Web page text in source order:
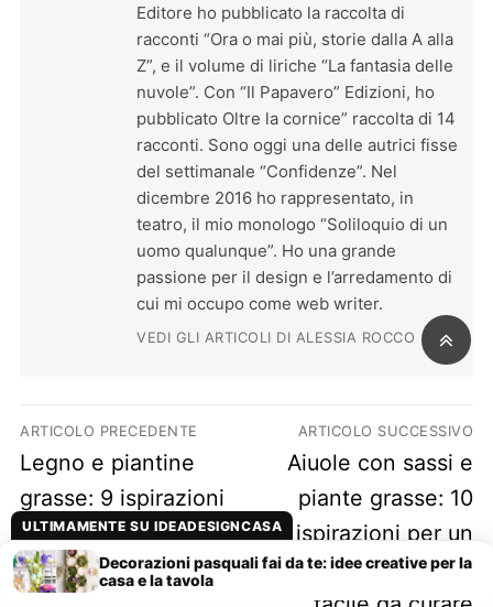
Editore ho pubblicato la raccolta di
racconti “Ora o mai più, storie dalla A alla
Z”, e il volume di liriche “La fantasia delle
nuvole”. Con “Il Papavero” Edizioni, ho
pubblicato Oltre la cornice” raccolta di 14
racconti. Sono oggi una delle autrici fisse
del settimanale “Confidenze”. Nel
dicembre 2016 ho rappresentato, in
teatro, il mio monologo “Soliloquio di un
uomo qualunque”. Ho una grande
passione per il design e l’arredamento di
cui mi occupo come web writer.
VEDI GLI ARTICOLI DI ALESSIA ROCCO
Navigazione articoli
ARTICOLO PRECEDENTE
Previous post:
Legno e piantine
grasse: 9 ispirazioni
per una decorazione
incantevole
ARTICOLO SUCCESSIVO
Next post:
Aiuole con sassi e
piante grasse: 10
ispirazioni per un
giardino da sogno
ULTIMAMENTE SU IDEADESIGNCASA
Decorazioni pasquali fai da te: idee creative per la
casa e la tavola